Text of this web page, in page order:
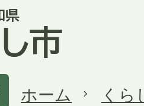
ホーム くら